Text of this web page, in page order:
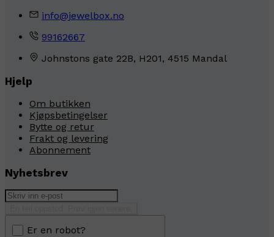
info@jewelbox.no
99162667
Johnstons gate 22B, H201, 4515 Mandal
Hjelp
Om butikken
Kjøpsbetingelser
Bytte og retur
Frakt og levering
Abonnement
Nyhetsbrev
Er en robot?